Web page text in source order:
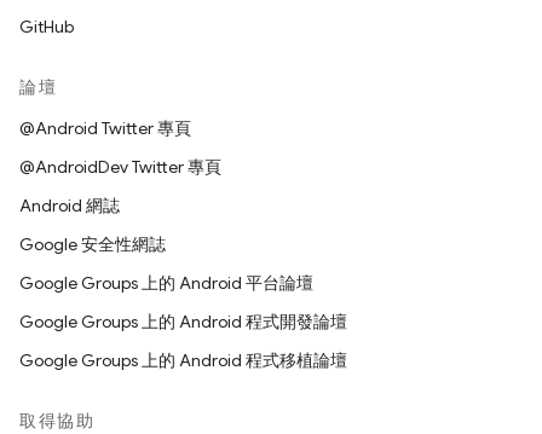
GitHub
論壇
@Android Twitter 專頁
@AndroidDev Twitter 專頁
Android 網誌
Google 安全性網誌
Google Groups 上的 Android 平台論壇
Google Groups 上的 Android 程式開發論壇
Google Groups 上的 Android 程式移植論壇
取得協助